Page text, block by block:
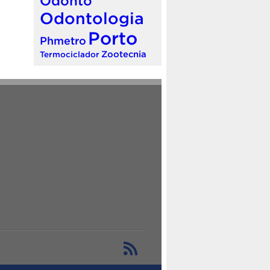
Odontologia
Phmetro Porto
Termociclador Zootecnia